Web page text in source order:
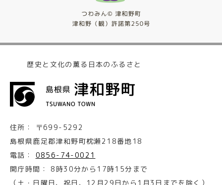
歴史と文化の薫る日本のふるさと
住所：
〒699-5292
島根県鹿足郡津和野町枕瀬218番地18
電話：
0856-74-0021
開庁時間：
8時30分から17時15分まで
（土・日曜日、祝日、12月29日から1月3日までを除く）